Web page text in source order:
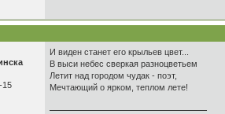
15
И виден станет его крыльев цвет...
В выси небес сверкая разноцветьем
Летит над городом чудак - поэт,
Мечтающий о ярком, теплом лете!